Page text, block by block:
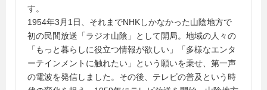
す。
1954年3月1日、それまでNHKしかなかった山陰地方で
初の民間放送「ラジオ山陰」として開局。地域の人々の
「もっと暮らしに役立つ情報が欲しい」「多様なエンタ
ーテインメントに触れたい」という願いを乗せ、第一声
の電波を発信しました。その後、テレビの普及という時